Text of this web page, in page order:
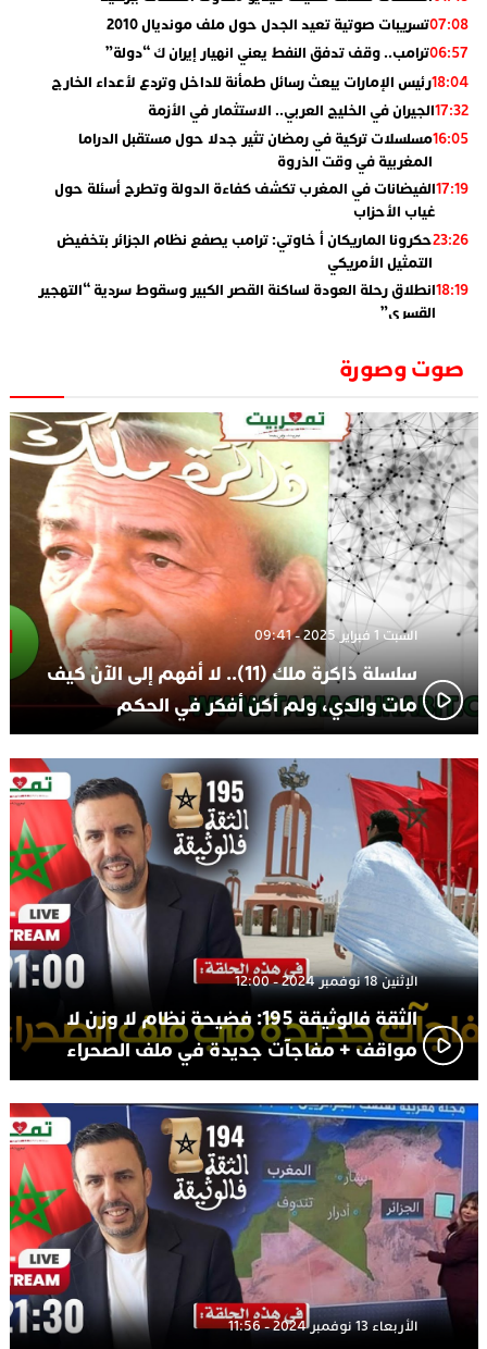
07:08تسريبات صوتية تعيد الجدل حول ملف مونديال 2010
06:57ترامب.. وقف تدفق النفط يعني انهيار إيران ك “دولة”
18:04رئيس الإمارات يبعث رسائل طمأنة للداخل وتردع لأعداء الخارج
17:32الجيران في الخليج العربي.. الاستثمار في الأزمة
16:05مسلسلات تركية في رمضان تثير جدلا حول مستقبل الدراما
المغربية في وقت الذروة
17:19الفيضانات في المغرب تكشف كفاءة الدولة وتطرح أسئلة حول
غياب الأحزاب
23:26حكرونا الماريكان أ خاوتي: ترامب يصفع نظام الجزائر بتخفيض
التمثيل الأمريكي
18:19انطلاق رحلة العودة لساكنة القصر الكبير وسقوط سردية “التهجير
القسري”
01:55
​”لارام”.. 3 خطوط أخرى نحو إسبانيا وهذه هي الوجهات
14:37الاعلامي حسن فاتح.. لهذا السبب يرفض بعض لاعبوا المنتخب
تعيين السكتيوي
صوت وصورة
السبت 1 فبراير 2025 - 09:41
سلسلة ذاكرة ملك (11).. لا أفهم إلى الآن كيف
مات والدي، ولم أكن أفكر في الحكم
الإثنين 18 نوفمبر 2024 - 12:00
الثقة فالوثيقة 195: فضيحة نظام لا وزن لا
مواقف + مفاجآت جديدة في ملف الصحراء
الأربعاء 13 نوفمبر 2024 - 11:56